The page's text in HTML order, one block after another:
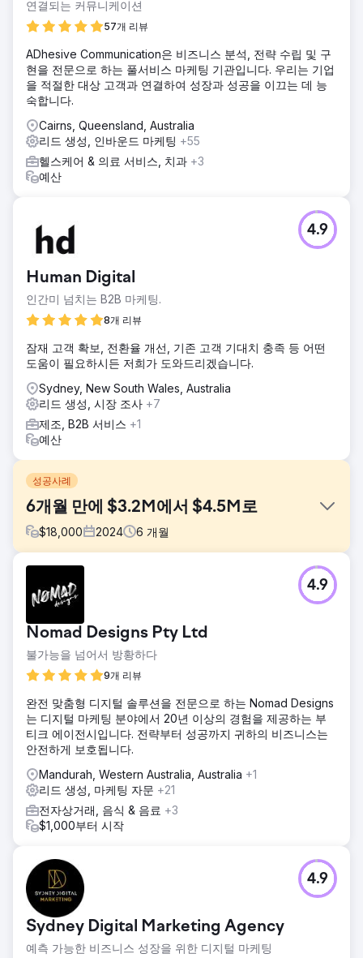
연결되는 커뮤니케이션
57개 리뷰
ADhesive Communication은 비즈니스 분석, 전략 수립 및 구
현을 전문으로 하는 풀서비스 마케팅 기관입니다. 우리는 기업
을 적절한 대상 고객과 연결하여 성장과 성공을 이끄는 데 능
숙합니다.
Cairns, Queensland, Australia
리드 생성, 인바운드 마케팅 +55
헬스케어 & 의료 서비스, 치과 +3
예산
Human Digital
인간미 넘치는 B2B 마케팅.
8개 리뷰
4.9
잠재 고객 확보, 전환율 개선, 기존 고객 기대치 충족 등 어떤
도움이 필요하시든 저희가 도와드리겠습니다.
Sydney, New South Wales, Australia
리드 생성, 시장 조사 +7
제조, B2B 서비스 +1
예산
성공사례
6개월 만에 $3.2M에서 $4.5M로
$18,000 2024 6 개월
Velocity Home Lifts는 프리미엄 제품을 제공했음에도 불구하
고 매출이 정체되었습니다. 오래된 웹사이트는 명확성이 부족
했고, 사용자 인터페이스가 혼란스러웠으며, 리프트의 가치를
효과적으로 전달하지 못했습니다. 또한, 타겟 마케팅 전략이
부족하고 SEO 성과가 좋지 않아 사업 성장에 중요한 잠재 고
객, 특히 건축가에게 다가가기 어려웠습니다.
우리는 사용자 경험, 명확한 메시징, 매력적인 비주얼에 초점
을 맞춰 웹사이트를 개편하여 Velocity Home Lifts의 고유한
가치를 강조했습니다. SEO 최적화 및 건축가에게 맞춤화된 콘
텐츠를 포함하여 타겟팅된 디지털 마케팅 전략이 구현되었습
니다. 또한 리드 생성 도구를 도입하고 문의 프로세스를 간소
화하여 웹사이트 방문자를 보다 효과적으로 적격 리드로 전환
했습니다.
결과
은 가시성을 개선하여 특히 건축가로부터 유기적 트래픽이
45% 증가했습니다. 전반적으로 향상된 디지털 존재감과 마케
팅 노력은 매출을 크게 증가시켜 Velocity Home Lifts가 다시
모멘텀을 얻고 업계의 리더로 자리매김하는 데 도움이 되었습
니다.
Nomad Designs Pty Ltd
불가능을 넘어서 방황하다
9개 리뷰
4.9
완전 맞춤형 디지털 솔루션을 전문으로 하는 Nomad Designs
는 디지털 마케팅 분야에서 20년 이상의 경험을 제공하는 부
티크 에이전시입니다. 전략부터 성공까지 귀하의 비즈니스는
안전하게 보호됩니다.
Mandurah, Western Australia, Australia +1
리드 생성, 마케팅 자문 +21
전자상거래, 음식 & 음료 +3
$1,000부터 시작
Sydney Digital Marketing Agency
예측 가능한 비즈니스 성장을 위한 디지털 마케팅
4.9